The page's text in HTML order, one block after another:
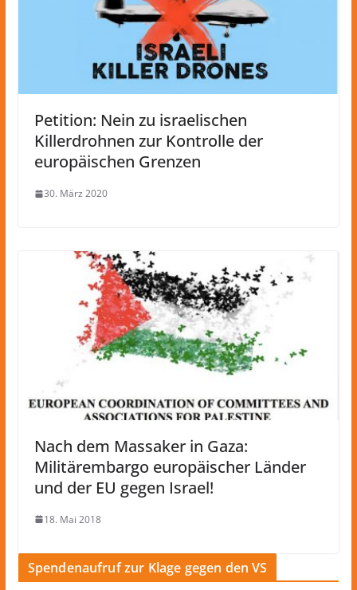
Petition: Nein zu israelischen
Killerdrohnen zur Kontrolle der
europäischen Grenzen
30. März 2020
Nach dem Massaker in Gaza:
Militärembargo europäischer Länder
und der EU gegen Israel!
18. Mai 2018
Spendenaufruf zur Klage gegen den VS